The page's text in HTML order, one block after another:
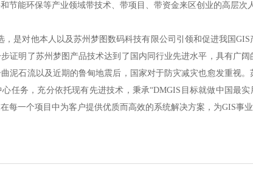
节能环保等产业领域带技术、带项目、带资金来区创业的高层次
是对他本人以及苏州梦图数码科技有限公司引领和促进我国GIS
证明了苏州梦图产品技术达到了国内同行业先进水平，具有广
泥石流以及近期的鲁甸地震后，国家对于防灾减灾也愈发重视
任务，充分依托现有先进技术，秉承“DMGIS目标就做中国最
每一个项目中为客户提供优质而高效的系统解决方案，为GIS事